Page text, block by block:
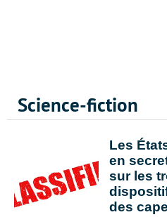
Science-fiction
Les
en
sur les
des